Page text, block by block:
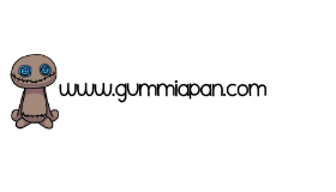
Hoppa
till
navigering
Hoppa
till
innehåll